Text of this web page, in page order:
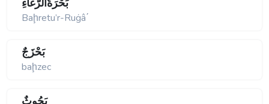
بَحْرَةُالرُّغَاءِ
Baḩretu’r-Ruġâ΄
بَحْزَجٌ
baḩzec
بَحُوثٌ